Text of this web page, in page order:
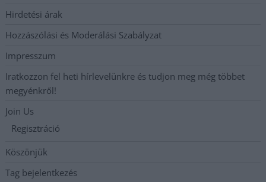
Hirdetési árak
Hozzászólási és Moderálási Szabályzat
Impresszum
Iratkozzon fel heti hírlevelünkre és tudjon meg még többet
megyénkről!
Join Us
Regisztráció
Köszönjük
Tag bejelentkezés